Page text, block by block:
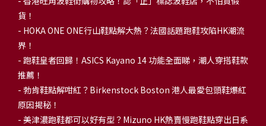
貨！
- HOKA ONE ONE行山鞋點解大熱？法國話題跑鞋攻陷HK潮流
界！
- 跑鞋皇者回歸！ASICS Kayano 14 功能全面睇，潮人穿搭鞋款
推薦！
- 勃肯鞋點解咁紅？Birkenstock Boston 港人最愛包頭鞋爆紅
原因揭秘！
- 美津濃跑鞋都可以好有型？Mizuno HK熱賣慢跑鞋點穿出日系